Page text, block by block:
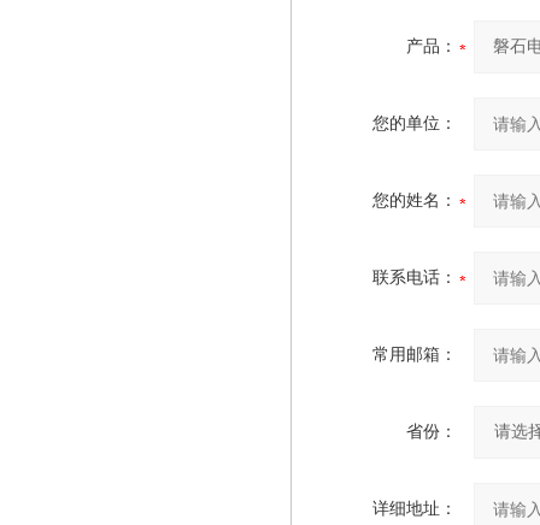
产品：
您的单位：
您的姓名：
联系电话：
常用邮箱：
省份：
详细地址：